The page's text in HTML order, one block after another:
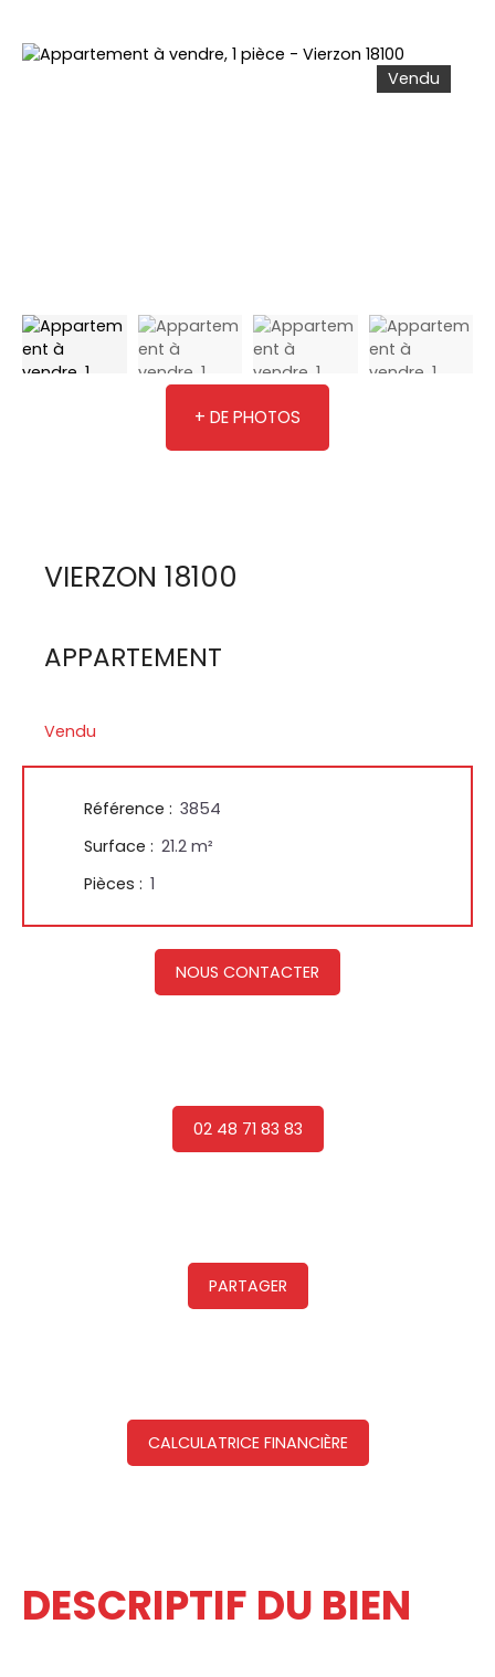
Vendu
+ DE PHOTOS
VIERZON 18100
APPARTEMENT
Vendu
Référence : 3854
Surface : 21.2 m²
Pièces : 1
NOUS CONTACTER
02 48 71 83 83
PARTAGER
CALCULATRICE FINANCIÈRE
DESCRIPTIF DU BIEN